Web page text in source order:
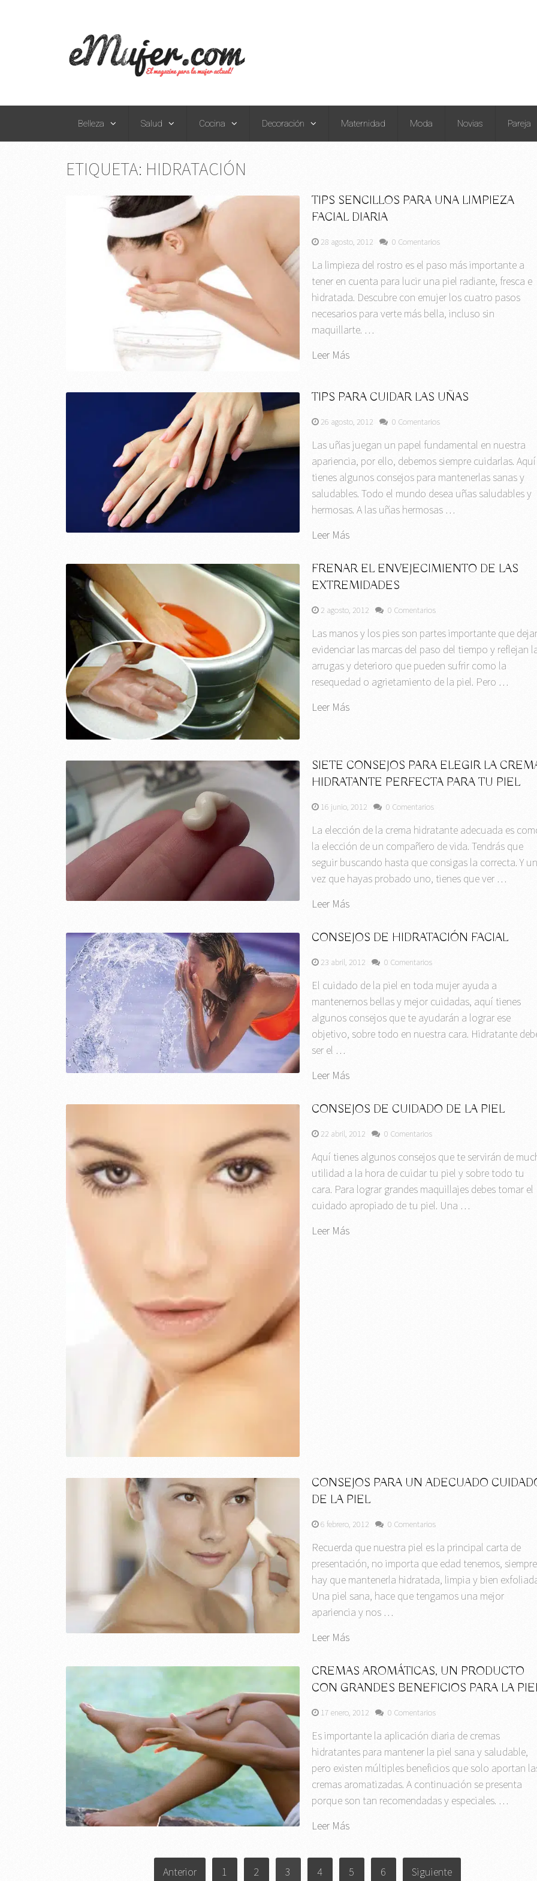
Belleza Salud Cocina Decoración Maternidad Moda Novias Pareja
ETIQUETA: HIDRATACIÓN
TIPS SENCILLOS PARA UNA LIMPIEZA
FACIAL DIARIA
28 agosto, 2012 0 Comentarios
La limpieza del rostro es el paso más importante a
tener en cuenta para lucir una piel radiante, fresca e
hidratada. Descubre con emujer los cuatro pasos
necesarios para verte más bella, incluso sin
maquillarte. …
Leer Más
TIPS PARA CUIDAR LAS UÑAS
26 agosto, 2012 0 Comentarios
Las uñas juegan un papel fundamental en nuestra
apariencia, por ello, debemos siempre cuidarlas. Aquí
tienes algunos consejos para mantenerlas sanas y
saludables. Todo el mundo desea uñas saludables y
hermosas. A las uñas hermosas …
Leer Más
FRENAR EL ENVEJECIMIENTO DE LAS
EXTREMIDADES
2 agosto, 2012 0 Comentarios
Las manos y los pies son partes importante que
evidenciar las marcas del paso del tiempo y reflejan
arrugas y deterioro que pueden sufrir como la
resequedad o agrietamiento de la piel. Pero …
Leer Más
SIETE CONSEJOS PARA ELEGIR LA
HIDRATANTE PERFECTA PARA TU PIEL
16 junio, 2012 0 Comentarios
La elección de la crema hidratante adecuada es
la elección de un compañero de vida. Tendrás que
seguir buscando hasta que consigas la correcta. Y
vez que hayas probado uno, tienes que ver …
Leer Más
CONSEJOS DE HIDRATACIÓN FACIAL
23 abril, 2012 0 Comentarios
El cuidado de la piel en toda mujer ayuda a
mantenernos bellas y mejor cuidadas, aquí tienes
algunos consejos que te ayudarán a lograr ese
objetivo, sobre todo en nuestra cara. Hidratante
ser el …
Leer Más
CONSEJOS DE CUIDADO DE LA PIEL
22 abril, 2012 0 Comentarios
Aquí tienes algunos consejos que te servirán de
utilidad a la hora de cuidar tu piel y sobre todo tu
cara. Para lograr grandes maquillajes debes tomar el
cuidado apropiado de tu piel. Una …
Leer Más
CONSEJOS PARA UN ADECUADO
DE LA PIEL
6 febrero, 2012 0 Comentarios
Recuerda que nuestra piel es la principal carta de
presentación, no importa que edad tenemos, siempre
hay que mantenerla hidratada, limpia y bien
Una piel sana, hace que tengamos una mejor
apariencia y nos …
Leer Más
CREMAS AROMÁTICAS, UN PRODUCTO
CON GRANDES BENEFICIOS PARA LA
17 enero, 2012 0 Comentarios
Es importante la aplicación diaria de cremas
hidratantes para mantener la piel sana y saludable,
pero existen múltiples beneficios que solo aportan
cremas aromatizadas. A continuación se presenta
porque son tan recomendadas y especiales. …
Leer Más
Anterior 1 2 3 4 5 6 Siguiente